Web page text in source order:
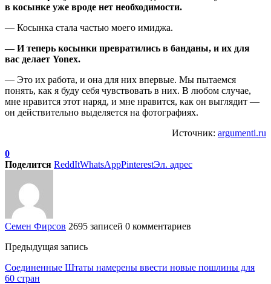
в косынке уже вроде нет необходимости.
— Косынка стала частью моего имиджа.
— И теперь косынки превратились в банданы, и их для
вас делает Yonex.
— Это их работа, и она для них впервые. Мы пытаемся
понять, как я буду себя чувствовать в них. В любом случае,
мне нравится этот наряд, и мне нравится, как он выглядит —
он действительно выделяется на фотографиях.
Источник: argumenti.ru
0
Поделится ReddItWhatsAppPinterestЭл. адрес
Семен Фирсов 2695 записей 0 комментариев
Предыдущая запись
Соединенные Штаты намерены ввести новые пошлины для
60 стран